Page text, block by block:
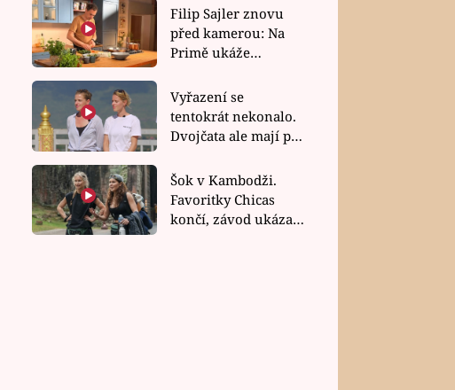
Filip Sajler znovu
před kamerou: Na
Primě ukáže
rychlé recepty
Vyřazení se
tentokrát nekonalo.
Dvojčata ale mají po
závodu nůž na krku
Šok v Kambodži.
Favoritky Chicas
končí, závod ukázal